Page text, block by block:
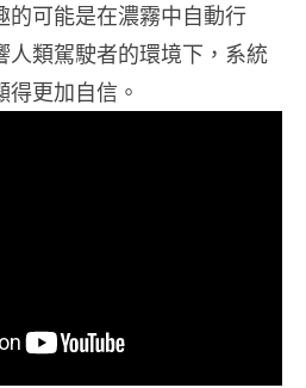
的可能是在濃霧中自動行
人類駕駛者的環境下，系統
更加自信。